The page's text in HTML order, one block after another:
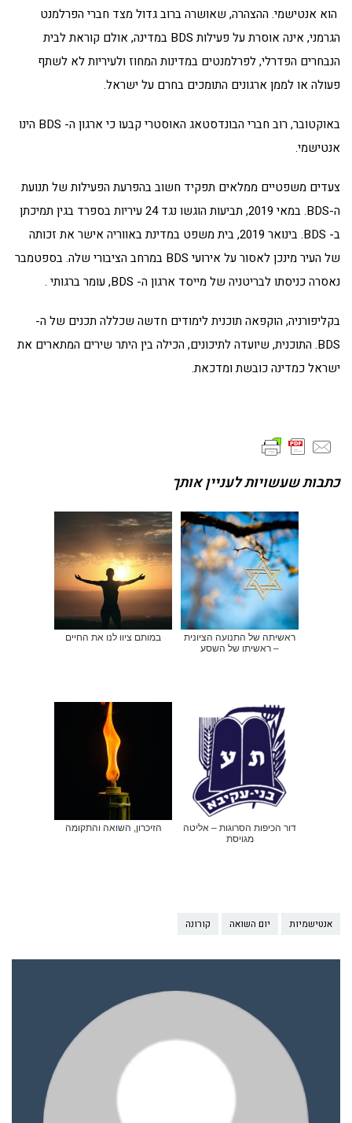
הוא אנטישמי. ההצהרה, שאושרה ברוב גדול מצד חברי הפרלמנט
הגרמני, אינה אוסרת על פעילות BDS במדינה, אולם קוראת לבית
הנבחרים הפדרלי, לפרלמנטים במדינות המחוז ולעיריות לא לשתף
פעולה או לממן ארגונים התומכים בחרם על ישראל.
באוקטובר, רוב חברי הבונדסטאג האוסטרי קבעו כי ארגון ה- BDS הינו
אנטישמי.
צעדים משפטיים ממלאים תפקיד חשוב בהפרעת הפעילות של תנועת
ה-BDS. במאי 2019, תביעות הוגשו נגד 24 עיריות בספרד בגין תמיכתן
ב- BDS. בינואר 2019, בית משפט במדינת באווריה אישר את זכותה
של העיר מינכן לאסור על אירועי BDS במרחב הציבורי שלה. בספטמבר
נאסרה כניסתו לבריטניה של מייסד ארגון ה- BDS, עומר ברגותי .
בקליפורניה, הוקפאה תוכנית לימודים חדשה שכללה תכנים של ה-
BDS. התוכנית, שיועדה לתיכונים, הכילה בין היתר שירים המתארים את
ישראל כמדינה כובשת ומדכאת.
כתבות שעשויות לעניין אותך
ראשיתה של התנועה הציונית
– ראשיתו של השסע
במותם ציוו לנו את החיים
דור הכיפות הסרוגות – אליטה
מגויסת
הזיכרון, השואה והתקומה
אנטישמיות יום השואה קורונה